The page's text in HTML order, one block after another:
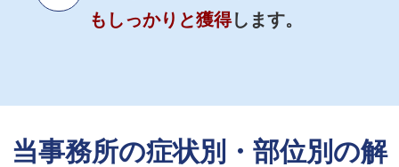
もしっかりと獲得します。
当事務所の症状別・部位別の解